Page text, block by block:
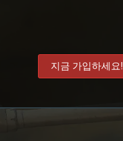
지금 가입하세요!